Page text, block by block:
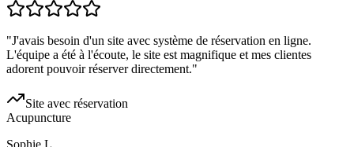
"J'avais besoin d'un site avec système de réservation en ligne.
L'équipe a été à l'écoute, le site est magnifique et mes clientes
adorent pouvoir réserver directement."
Site avec réservation
Acupuncture